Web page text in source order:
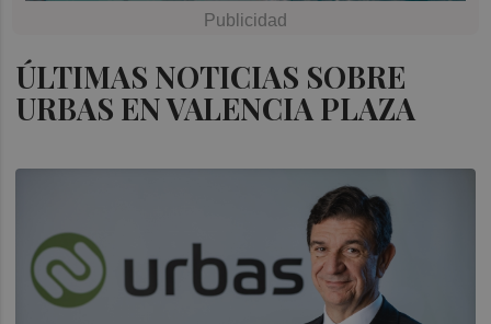
ÚLTIMAS NOTICIAS SOBRE
URBAS EN VALENCIA PLAZA